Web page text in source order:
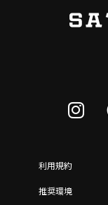
利用規約
推奨環境